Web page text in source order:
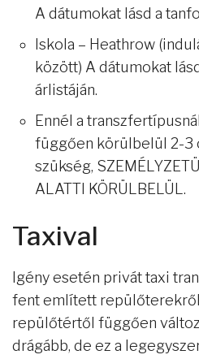
A dátumokat lásd a
Iskola – Heathrow
között) A dátumokat
árlistáján.
Ennél a
függően körülbelül 2-3
szükség,
ALATTI KÖRÜLBELÜL.
Taxival
Igény esetén privát taxi
fent említett
repülőtértől függően
drágább, de ez a